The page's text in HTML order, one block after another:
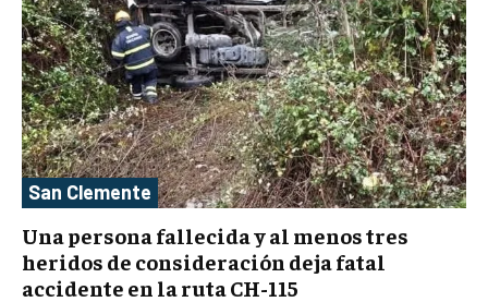
San Clemente
Una persona fallecida y al menos tres
heridos de consideración deja fatal
accidente en la ruta CH-115